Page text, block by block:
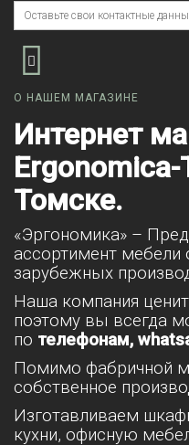
О НАШЕМ МАГАЗИНЕ
Интернет
Томске.
«Эргономика» –
ассортимент мебели
зарубежных
Наша компания
поэтому вы всегда
по телефонам,
Помимо фабричной
собственное
Изготавливаем
кухни, офисную